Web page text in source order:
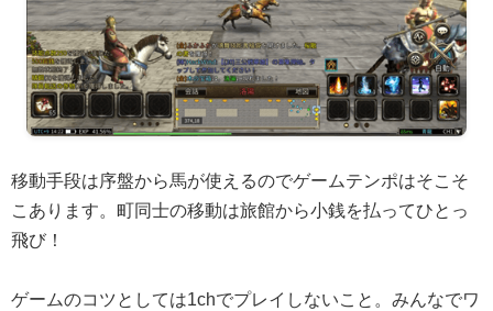
移動手段は序盤から馬が使えるのでゲームテンポはそこそ
こあります。町同士の移動は旅館から小銭を払ってひとっ
飛び！
ゲームのコツとしては1chでプレイしないこと。みんなでワ